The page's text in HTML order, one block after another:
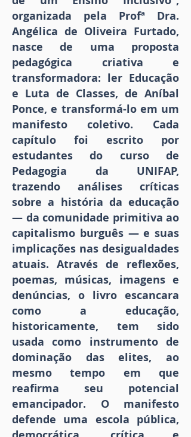
organizada pela Profª Dra.
Angélica de Oliveira Furtado,
nasce de uma proposta
pedagógica criativa e
transformadora: ler Educação
e Luta de Classes, de Aníbal
Ponce, e transformá-lo em um
manifesto coletivo. Cada
capítulo foi escrito por
estudantes do curso de
Pedagogia da UNIFAP,
trazendo análises críticas
sobre a história da educação
— da comunidade primitiva ao
capitalismo burguês — e suas
implicações nas desigualdades
atuais. Através de reflexões,
poemas, músicas, imagens e
denúncias, o livro escancara
como a educação,
historicamente, tem sido
usada como instrumento de
dominação das elites, ao
mesmo tempo em que
reafirma seu potencial
emancipador. O manifesto
defende uma escola pública,